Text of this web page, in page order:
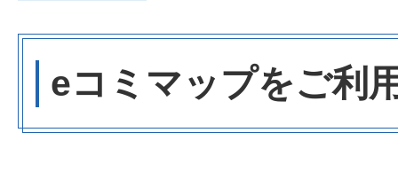
eコミマップをご利